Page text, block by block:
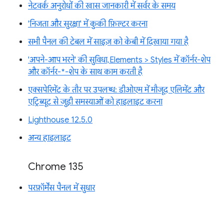
नेटवर्क अनुरोधों की खास जानकारी में सर्वर के समय
'निजता और सुरक्षा' में कुकी फ़िल्टर करना
सभी पैनल की टेबल में साइज़ को केबी में दिखाया गया है
'अपने-आप भरने' की सुविधा, Elements > Styles में कॉर्नर-शेप
और कॉर्नर-*-शेप के साथ काम करती है
एक्सपेरिमेंट के तौर पर उपलब्ध: डीओएम में मौजूद एलिमेंट और
एट्रिब्यूट से जुड़ी समस्याओं को हाइलाइट करना
Lighthouse 12.5.0
अन्य हाइलाइट
Chrome 135
परफ़ॉर्मेंस पैनल में सुधार